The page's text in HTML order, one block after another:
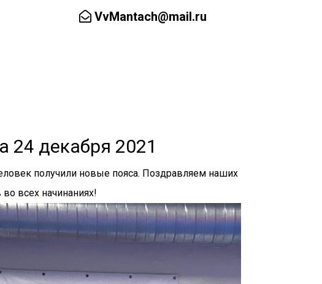
VvMantach@mail.ru
24 декабря 2021
получили новые пояса. Поздравляем наших
всех начинаниях!